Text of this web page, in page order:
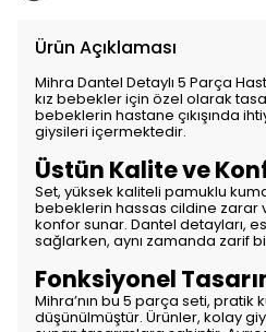
Ürün Açıklaması
Mihra Dantel Detaylı 5 Parça
kız bebekler için özel olarak
bebeklerin hastane çıkışında
giysileri içermektedir.
Üstün Kalite ve
Set, yüksek kaliteli pamuklu
bebeklerin hassas cildine zarar
konfor sunar. Dantel detayları,
sağlarken, aynı zamanda zarif
Fonksiyonel
Mihra’nın bu 5 parça seti, pratik
düşünülmüştür. Ürünler, kolay